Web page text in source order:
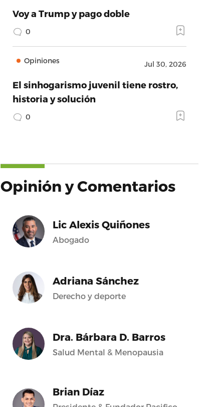
Voy a Trump y pago doble
0
Opiniones Jul 30, 2026
El sinhogarismo juvenil tiene rostro,
historia y solución
0
Opinión y Comentarios
Lic Alexis Quiñones
Abogado
Adriana Sánchez
Derecho y deporte
Dra. Bárbara D. Barros
Salud Mental & Menopausia
Brian Díaz